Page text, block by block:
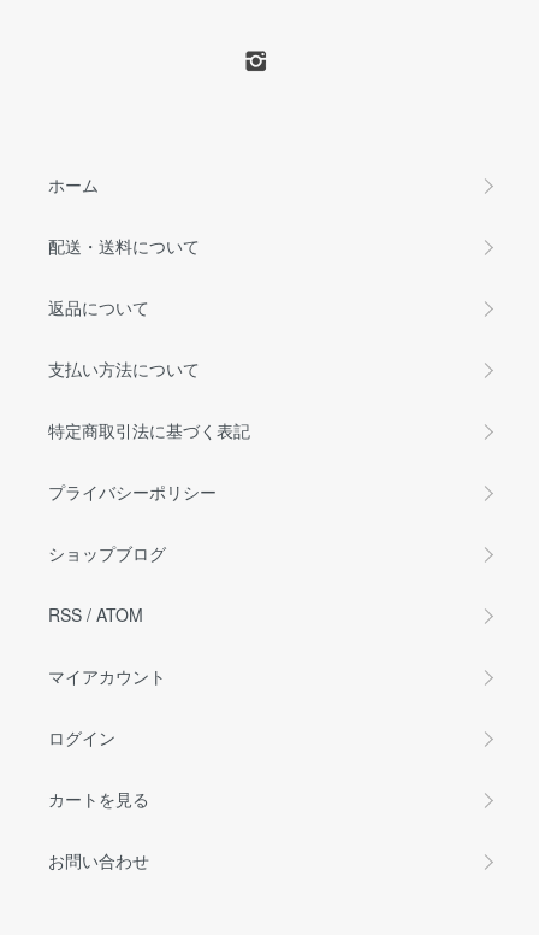
ホーム
配送・送料について
返品について
支払い方法について
特定商取引法に基づく表記
プライバシーポリシー
ショップブログ
RSS / ATOM
マイアカウント
ログイン
カートを見る
お問い合わせ